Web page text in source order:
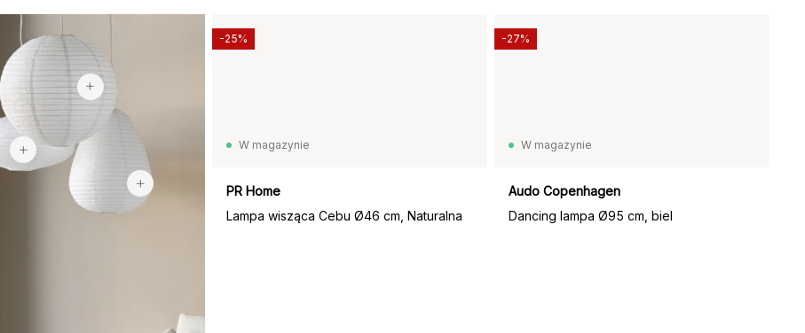
W magazynie
PR Home
Lampa wisząca Cebu Ø46 cm, Naturalna
-25%
W magazynie
Audo Copenhagen
Dancing lampa Ø95 cm, biel
-27%